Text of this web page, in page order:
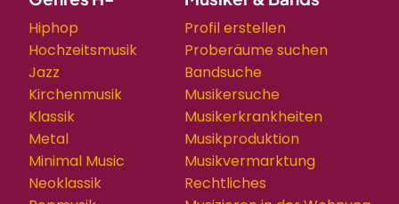
Hiphop
Hochzeitsmusik
Jazz
Kirchenmusik
Klassik
Metal
Minimal Music
Neoklassik
Profil erstellen
Proberäume suchen
Bandsuche
Musikersuche
Musikerkrankheiten
Musikproduktion
Musikvermarktung
Rechtliches